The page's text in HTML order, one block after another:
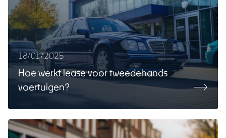
18/01/2025
Hoe werkt lease voor tweedehands
voertuigen?